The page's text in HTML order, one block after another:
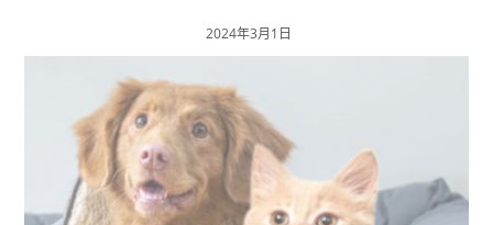
2024年3月1日